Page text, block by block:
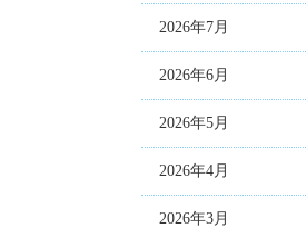
2026年7月
2026年6月
2026年5月
2026年4月
2026年3月